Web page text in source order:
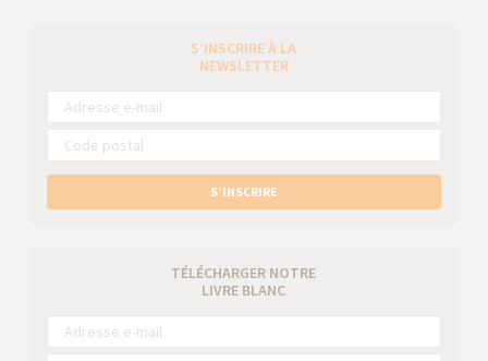
S’INSCRIRE À LA
NEWSLETTER
S’INSCRIRE
TÉLÉCHARGER NOTRE
LIVRE BLANC